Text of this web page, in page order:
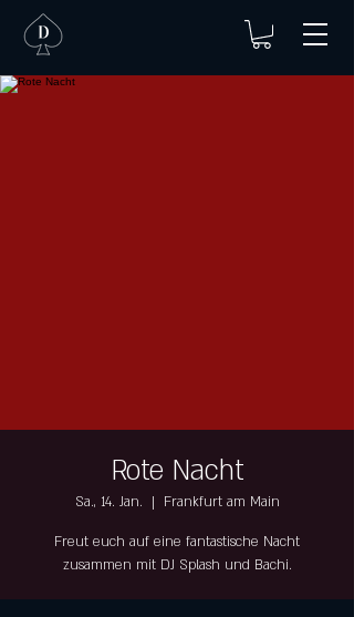
Rote Nacht
Sa., 14. Jan.
  |
Frankfurt am Main
Freut euch auf eine fantastische Nacht
zusammen mit DJ Splash und Bachi.